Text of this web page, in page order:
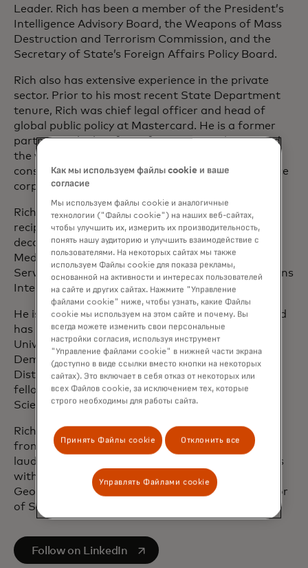
Leader. Rich has been a member of the President’s
Intelligence Advisory Board, the Weapons of Mass
Destruction and Terrorism Commission, and the
Secretary of State’s Foreign Affairs Policy Board.
Rich also has extensive experience in the private
sector. Prior to his most recent State Department
tenure, Rich was chief legal officer and head of
global public policy at Mastercard. He is a former
partner at the law firm of Steptoe & Johnson and
the vice chairman of The Asia Group, a global
consulting firm. He also served on the T. Rowe Price
corporate board of directors.
Rich is a veteran of the U.S. Air Force and the
recipient of numerous military awards and civilian
decorations, including the Meritorious Service
Medal, the State Department’s Distinguished
Service Award, and the Council on Foreign Relations
International Affairs Fellowship.
He is a board member of the Ford Foundation, and
has previously served on the boards for Lehigh
University and the National Endowment for
Democracy. He is the inaugural President’s
Distinguished Fellow at Lehigh and was a senior
fellow at Harvard University’s Belfer Center for
Science and International Affairs.
Rich holds a doctorate in International Relations
from Georgetown University, a law degree, cum
laude, from American University, a Master of Laws
with distinction in International Law from
Georgetown University Law Center, and a Bachelor
of Science from Lehigh University.
Follow on LinkedIn
opens in a new tab
Как мы используем файлы cookie и ваше
согласие
Мы используем файлы cookie и аналогичные
технологии ("Файлы cookie") на наших веб-сайтах,
чтобы улучшить их, измерить их производительность,
понять нашу аудиторию и улучшить взаимодействие с
пользователями. На некоторых сайтах мы также
используем Файлы cookie для показа рекламы,
основанной на активности и интересах пользователей
на сайте и других сайтах. Нажмите "Управление
файлами cookie" ниже, чтобы узнать, какие Файлы
cookie мы используем на этом сайте и почему. Вы
всегда можете изменить свои персональные
настройки согласия, используя инструмент
"Управление файлами cookie" в нижней части экрана
(доступно в виде ссылки вместо кнопки на некоторых
сайтах). Это включает в себя отказ от некоторых или
всех Файлов cookie, за исключением тех, которые
строго необходимы для работы сайта.
Принять Файлы cookie Отклонить все
Управлять Файлами cookie